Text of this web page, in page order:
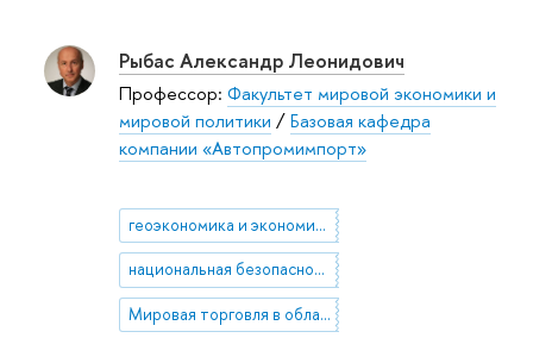
Рыбас Александр Леонидович
Профессор: Факультет мировой экономики и
мировой политики /Базовая кафедра
компании «Автопромимпорт»
геоэкономика и экономическая дипломатия
национальная безопасность и государственное управление
Мировая торговля в области критических технологий